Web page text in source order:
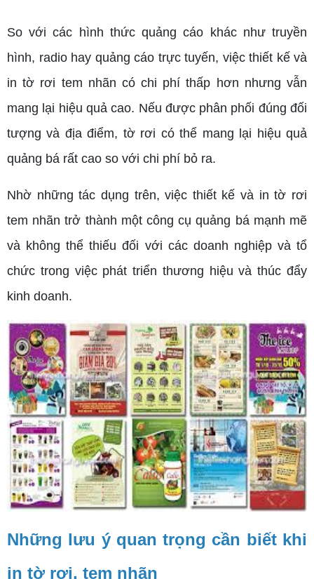
So với các hình thức quảng cáo khác như truyền
hình, radio hay quảng cáo trực tuyến, việc thiết kế và
in tờ rơi tem nhãn có chi phí thấp hơn nhưng vẫn
mang lại hiệu quả cao. Nếu được phân phối đúng đối
tượng và địa điểm, tờ rơi có thể mang lại hiệu quả
quảng bá rất cao so với chi phí bỏ ra.
Nhờ những tác dụng trên, việc thiết kế và in tờ rơi
tem nhãn trở thành một công cụ quảng bá mạnh mẽ
và không thể thiếu đối với các doanh nghiệp và tổ
chức trong việc phát triển thương hiệu và thúc đẩy
kinh doanh.
Những lưu ý quan trọng cần biết khi
in tờ rơi, tem nhãn